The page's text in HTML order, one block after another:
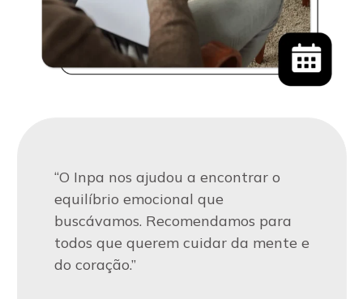
“O Inpa nos ajudou a encontrar o
equilíbrio emocional que
buscávamos. Recomendamos para
todos que querem cuidar da mente e
do coração.”
precisávamos para superar desafios
emocionais. A equipe nos acolheu de
forma única e nos guiou em uma
jornada de autoconhecimento.”
terapia no Inpa, percebemos
mudanças positivas em nossa vida.
A atenção e o cuidado dos
profissionais fazem toda a diferença.”